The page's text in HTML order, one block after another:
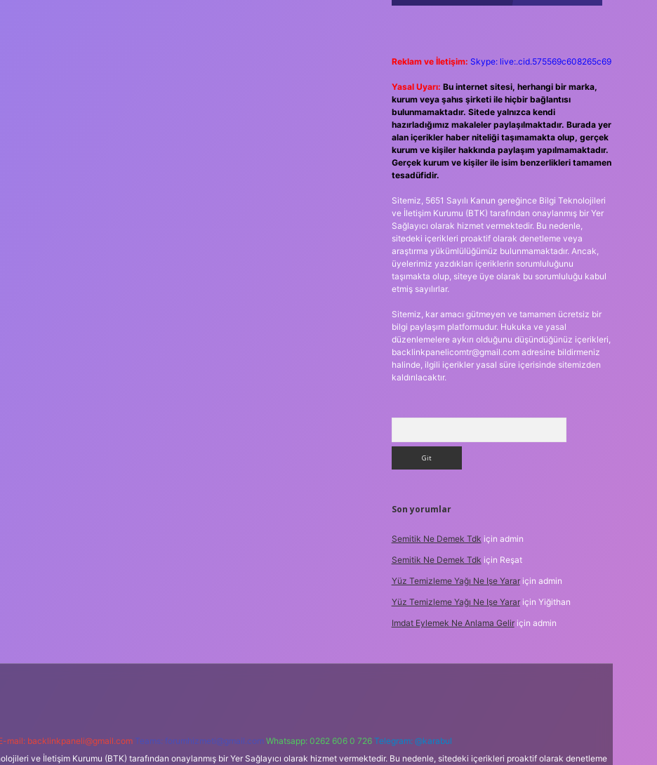
Reklam ve İletişim: Skype: live:.cid.575569c608265c69
Yasal Uyarı: Bu internet sitesi, herhangi bir marka,
kurum veya şahıs şirketi ile hiçbir bağlantısı
bulunmamaktadır. Sitede yalnızca kendi
hazırladığımız makaleler paylaşılmaktadır. Burada yer
alan içerikler haber niteliği taşımamakta olup, gerçek
kurum ve kişiler hakkında paylaşım yapılmamaktadır.
Gerçek kurum ve kişiler ile isim benzerlikleri tamamen
tesadüfidir.
Sitemiz, 5651 Sayılı Kanun gereğince Bilgi Teknolojileri
ve İletişim Kurumu (BTK) tarafından onaylanmış bir Yer
Sağlayıcı olarak hizmet vermektedir. Bu nedenle,
sitedeki içerikleri proaktif olarak denetleme veya
araştırma yükümlülüğümüz bulunmamaktadır. Ancak,
üyelerimiz yazdıkları içeriklerin sorumluluğunu
taşımakta olup, siteye üye olarak bu sorumluluğu kabul
etmiş sayılırlar.
Sitemiz, kar amacı gütmeyen ve tamamen ücretsiz bir
bilgi paylaşım platformudur. Hukuka ve yasal
düzenlemelere aykırı olduğunu düşündüğünüz içerikleri,
backlinkpanelicomtr@gmail.comadresine bildirmeniz
halinde, ilgili içerikler yasal süre içerisinde sitemizden
kaldırılacaktır.
Son yorumlar
Semitik Ne Demek Tdk için admin
Semitik Ne Demek Tdk için Reşat
Yüz Temizleme Yağı Ne Işe Yarariçin admin
Yüz Temizleme Yağı Ne Işe Yarariçin Yiğithan
Imdat Eylemek Ne Anlama Geliriçin admin
mail: backlinkpaneli@gmail.com Teams: forumhizmeti@gmail.com Whatsapp: 0262 606 0 726 Telegram: @karabul
ve İletişim Kurumu (BTK) tarafından onaylanmış bir Yer Sağlayıcı olarak hizmet vermektedir. Bu nedenle, sitedeki içerikleri proaktif olarak denetleme